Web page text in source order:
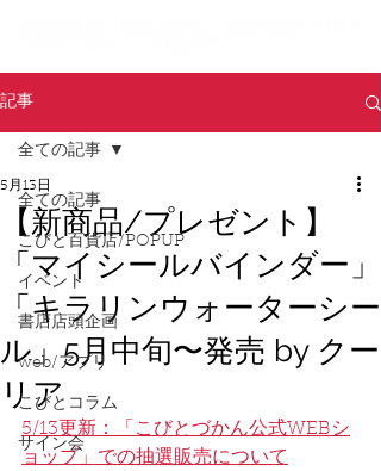
記事
全ての記事
こびと百貨店/POPUP
イベント
書店店頭企画
web/アプリ
こびとコラム
サイン会
全ての記事
【新商品/プレゼント】
「マイシールバインダー」
「キラリンウォーターシー
ル」5月中旬〜発売 by クー
リア
5月13日
5/13更新：「こびとづかん公式WEBシ
ョップ」での抽選販売について